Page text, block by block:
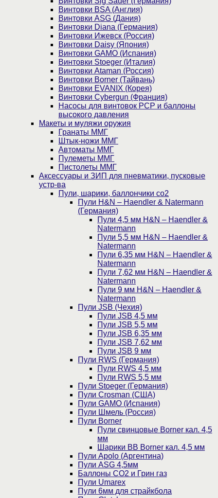
Винтовки BSA (Англия)
Винтовки ASG (Дания)
Винтовки Diana (Германия)
Винтовки Ижевск (Россия)
Винтовки Daisy (Япония)
Винтовки GAMO (Испания)
Винтовки Stoeger (Италия)
Винтовки Ataman (Россия)
Винтовки Borner (Тайвань)
Винтовки EVANIX (Корея)
Винтовки Cybergun (Франция)
Насосы для винтовок PCP и баллоны
высокого давления
Макеты и муляжи оружия
Гранаты ММГ
Штык-ножи ММГ
Автоматы ММГ
Пулеметы ММГ
Пистолеты ММГ
Аксессуары и ЗИП для пневматики, пусковые
устр-ва
Пули, шарики, баллончики со2
Пули H&N – Haendler & Natermann
(Германия)
Пули 4,5 мм H&N – Haendler &
Natermann
Пули 5,5 мм H&N – Haendler &
Natermann
Пули 6,35 мм H&N – Haendler &
Natermann
Пули 7,62 мм H&N – Haendler &
Natermann
Пули 9 мм H&N – Haendler &
Natermann
Пули JSB (Чехия)
Пули JSB 4,5 мм
Пули JSB 5,5 мм
Пули JSB 6,35 мм
Пули JSB 7,62 мм
Пули JSB 9 мм
Пули RWS (Германия)
Пули RWS 4,5 мм
Пули RWS 5,5 мм
Пули Stoeger (Германия)
Пули Crosman (США)
Пули GAMO (Испания)
Пули Шмель (Россия)
Пули Borner
Пули свинцовые Borner кал. 4,5
мм
Шарики BB Borner кал. 4,5 мм
Пули Apolo (Аргентина)
Пули ASG 4,5мм
Баллоны CO2 и Грин газ
Пули Umarex
Пули 6мм для страйкбола